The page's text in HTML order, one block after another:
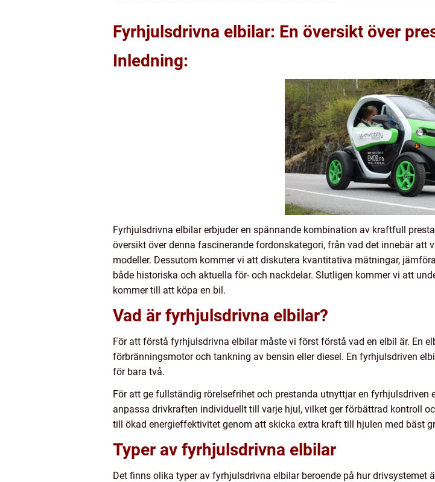
Fyrhjulsdrivna elbilar: En översikt över
Inledning:
Fyrhjulsdrivna elbilar erbjuder en spännande kombination av kraftfull
översikt över denna fascinerande fordonskategori, från vad det innebär
modeller. Dessutom kommer vi att diskutera kvantitativa mätningar,
både historiska och aktuella för- och nackdelar. Slutligen kommer vi att
kommer till att köpa en bil.
Vad är fyrhjulsdrivna elbilar?
För att förstå fyrhjulsdrivna elbilar måste vi först förstå vad en elbil är. En
förbränningsmotor och tankning av bensin eller diesel. En fyrhjulsdriven
för bara två.
För att ge fullständig rörelsefrihet och prestanda utnyttjar en
anpassa drivkraften individuellt till varje hjul, vilket ger förbättrad kontroll
till ökad energieffektivitet genom att skicka extra kraft till hjulen med bäst
Typer av fyrhjulsdrivna elbilar
Det finns olika typer av fyrhjulsdrivna elbilar beroende på hur drivsystemet